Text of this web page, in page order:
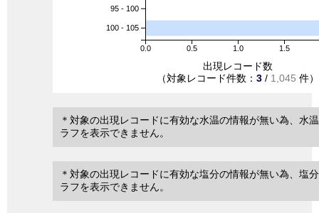
0.0 0.5 1.0 1.5
95 - 100
100 - 105
出現レコード数
（対象レコード件数： 3 / 1,045 件）
＊対象の出現レコードに有効な水温の情報が無い為、水
ラフを表示できません。
＊対象の出現レコードに有効な塩分の情報が無い為、塩
ラフを表示できません。